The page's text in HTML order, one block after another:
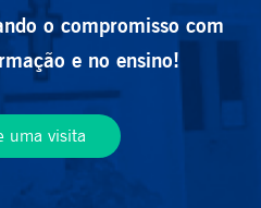
o compromisso com
e no ensino!
uma visita